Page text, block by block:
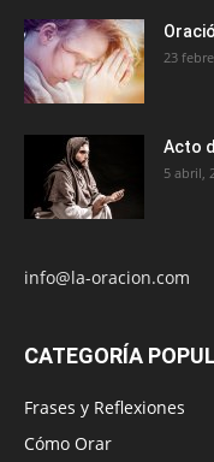
23
Acto
5 abril,
info@la-oracion.com
CATEGORÍA
Frases y Reflexiones
Cómo Orar